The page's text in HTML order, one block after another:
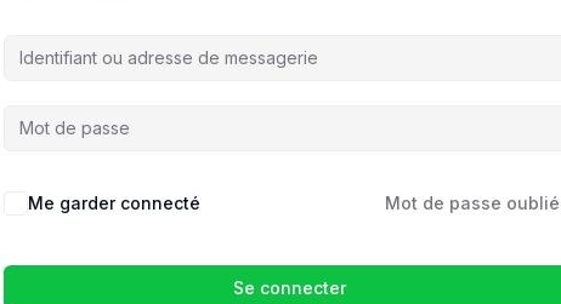
Me garder connecté Mot de passe
Se connecter